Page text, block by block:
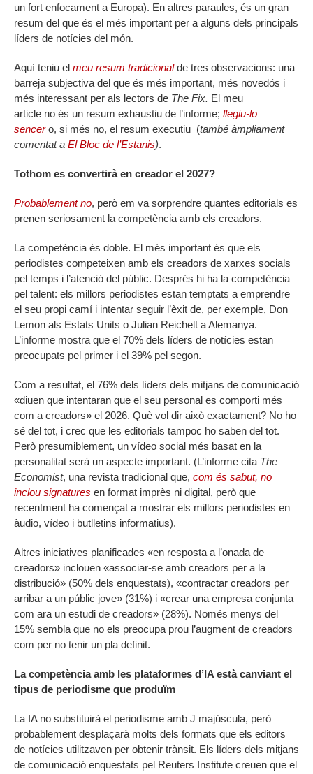
un fort enfocament a Europa). En altres paraules, és un gran
resum del que és el més important per a alguns dels principals
líders de notícies del món.
Aquí teniu el meu resum tradicionalde tres observacions: una
barreja subjectiva del que és més important, més novedós i
més interessant per als lectors de The Fix. El meu
article no és un resum exhaustiu de l’informe; llegiu-lo
sencero, si més no, el resum executiu (també àmpliament
comentat a El Bloc de l’Estanis).
Tothom es convertirà en creador el 2027?
Probablement no, però em va sorprendre quantes editorials es
prenen seriosament la competència amb els creadors.
La competència és doble. El més important és que els
periodistes competeixen amb els creadors de xarxes socials
pel temps i l’atenció del públic. Després hi ha la competència
pel talent: els millors periodistes estan temptats a emprendre
el seu propi camí i intentar seguir l’èxit de, per exemple, Don
Lemon als Estats Units o Julian Reichelt a Alemanya.
L’informe mostra que el 70% dels líders de notícies estan
preocupats pel primer i el 39% pel segon.
Com a resultat, el 76% dels líders dels mitjans de comunicació
«diuen que intentaran que el seu personal es comporti més
com a creadors» el 2026. Què vol dir això exactament? No ho
sé del tot, i crec que les editorials tampoc ho saben del tot.
Però presumiblement, un vídeo social més basat en la
personalitat serà un aspecte important. (L’informe cita The
Economist, una revista tradicional que, com és sabut, no
inclou signatures en format imprès ni digital, però que
recentment ha començat a mostrar els millors periodistes en
àudio, vídeo i butlletins informatius).
Altres iniciatives planificades «en resposta a l’onada de
creadors» inclouen «associar-se amb creadors per a la
distribució» (50% dels enquestats), «contractar creadors per
arribar a un públic jove» (31%) i «crear una empresa conjunta
com ara un estudi de creadors» (28%). Només menys del
15% sembla que no els preocupa prou l’augment de creadors
com per no tenir un pla definit.
La competència amb les plataformes d’IA està canviant el
tipus de periodisme que produïm
La IA no substituirà el periodisme amb J majúscula, però
probablement desplaçarà molts dels formats que els editors
de notícies utilitzaven per obtenir trànsit. Els líders dels mitjans
de comunicació enquestats pel Reuters Institute creuen que el